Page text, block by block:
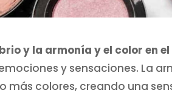
y la armonía y el color en
y sensaciones. La
más colores, creando una